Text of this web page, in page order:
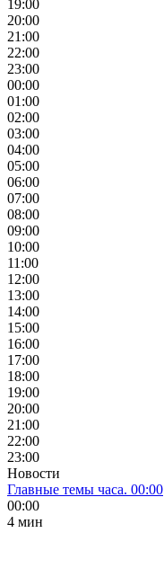
19:00
20:00
21:00
22:00
23:00
00:00
01:00
02:00
03:00
04:00
05:00
06:00
07:00
08:00
09:00
10:00
11:00
12:00
13:00
14:00
15:00
16:00
17:00
18:00
19:00
20:00
21:00
22:00
23:00
Новости
Главные темы часа. 00:00
00:00
4 мин